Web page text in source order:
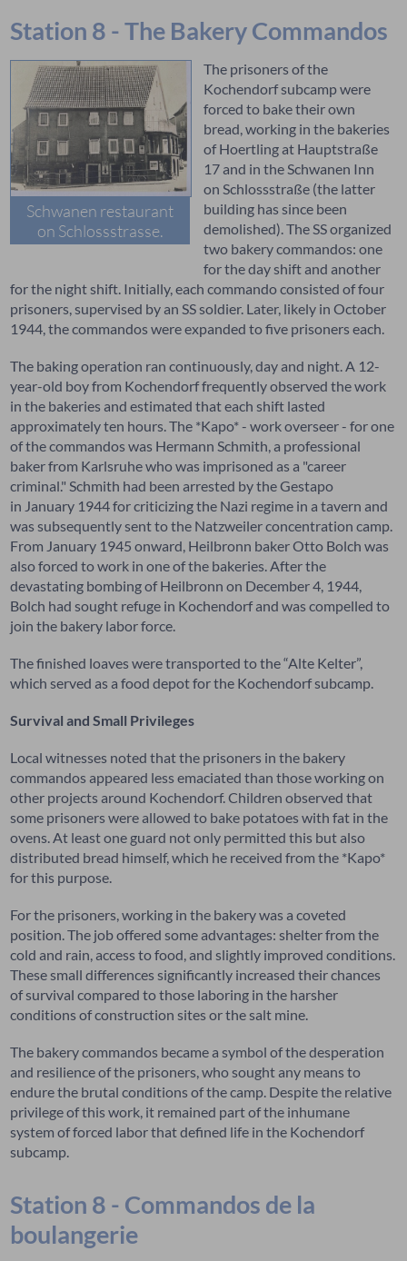
Station 8 - The Bakery Commandos
Schwanen restaurant
on Schlossstrasse.
The prisoners of the
Kochendorf subcamp were
forced to bake their own
bread, working in the bakeries
of Hoertling at Hauptstraße
17 and in the Schwanen Inn
on Schlossstraße (the latter
building has since been
demolished). The SS organized
two bakery commandos: one
for the day shift and another
for the night shift. Initially, each commando consisted of four
prisoners, supervised by an SS soldier. Later, likely in October
1944, the commandos were expanded to five prisoners each.
The baking operation ran continuously, day and night. A 12-
year-old boy from Kochendorf frequently observed the work
in the bakeries and estimated that each shift lasted
approximately ten hours. The *Kapo* - work overseer - for one
of the commandos was Hermann Schmith, a professional
baker from Karlsruhe who was imprisoned as a "career
criminal." Schmith had been arrested by the Gestapo
in January 1944 for criticizing the Nazi regime in a tavern and
was subsequently sent to the Natzweiler concentration camp.
From January 1945 onward, Heilbronn baker Otto Bolch was
also forced to work in one of the bakeries. After the
devastating bombing of Heilbronn on December 4, 1944,
Bolch had sought refuge in Kochendorf and was compelled to
join the bakery labor force.
The finished loaves were transported to the “Alte Kelter”,
which served as a food depot for the Kochendorf subcamp.
Survival and Small Privileges
Local witnesses noted that the prisoners in the bakery
commandos appeared less emaciated than those working on
other projects around Kochendorf. Children observed that
some prisoners were allowed to bake potatoes with fat in the
ovens. At least one guard not only permitted this but also
distributed bread himself, which he received from the *Kapo*
for this purpose.
For the prisoners, working in the bakery was a coveted
position. The job offered some advantages: shelter from the
cold and rain, access to food, and slightly improved conditions.
These small differences significantly increased their chances
of survival compared to those laboring in the harsher
conditions of construction sites or the salt mine.
The bakery commandos became a symbol of the desperation
and resilience of the prisoners, who sought any means to
endure the brutal conditions of the camp. Despite the relative
privilege of this work, it remained part of the inhumane
system of forced labor that defined life in the Kochendorf
subcamp.
Station 8 - Commandos de la
boulangerie